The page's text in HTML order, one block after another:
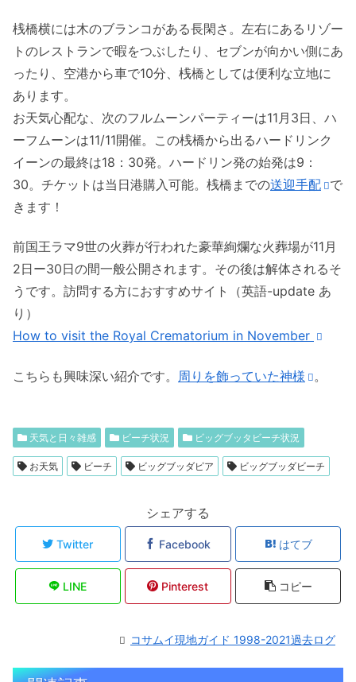
桟橋横には木のブランコがある長閑さ。左右にあるリゾー
トのレストランで暇をつぶしたり、セブンが向かい側にあ
ったり、空港から車で10分、桟橋としては便利な立地に
あります。
お天気心配な、次のフルムーンパーティーは11月3日、ハ
ーフムーンは11/11開催。この桟橋から出るハードリンク
イーンの最終は18：30発。ハードリン発の始発は9：
30。チケットは当日港購入可能。桟橋までの送迎手配 で
きます！
前国王ラマ9世の火葬が行われた豪華絢爛な火葬場が11月
2日ー30日の間一般公開されます。その後は解体されるそ
うです。訪問する方におすすめサイト（英語-update あ
り）
How to visit the Royal Crematorium in November
こちらも興味深い紹介です。 周りを飾っていた神様 。
天気と日々雑感 ビーチ状況 ビッグブッタビーチ状況
お天気 ビーチ ビッグブッダピア ビッグブッダビーチ
シェアする
Twitter Facebook はてブ
LINE Pinterest コピー
コサムイ現地ガイド 1998-2021過去ログ